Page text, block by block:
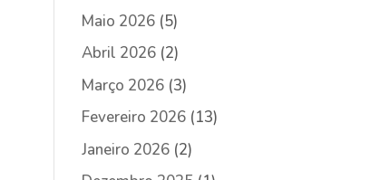
Maio 2026 (5)
Abril 2026 (2)
Março 2026 (3)
Fevereiro 2026 (13)
Janeiro 2026 (2)